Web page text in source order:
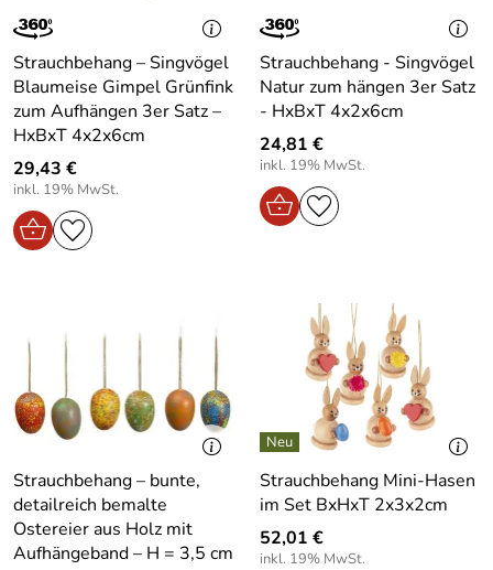
Strauchbehang – Singvögel
Blaumeise Gimpel Grünfink
zum Aufhängen 3er Satz –
HxBxT 4x2x6cm
29,43 €
inkl. 19% MwSt.
Strauchbehang - Singvögel
Natur zum hängen 3er Satz
- HxBxT 4x2x6cm
24,81 €
inkl. 19% MwSt.
Strauchbehang – bunte,
detailreich bemalte
Ostereier aus Holz mit
Aufhängeband – H = 3,5 cm
Strauchbehang Mini-Hasen
im Set BxHxT 2x3x2cm
52,01 €
inkl. 19% MwSt.